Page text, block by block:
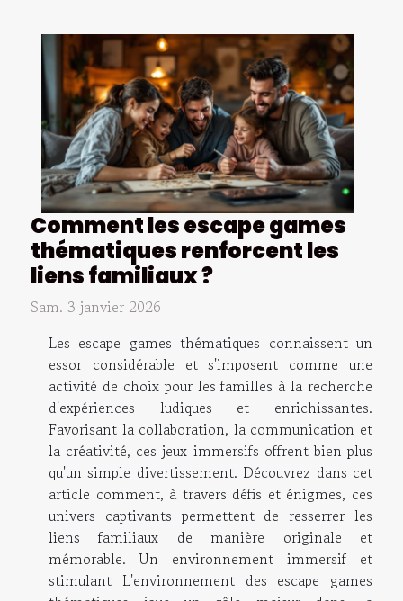
Comment les escape games
thématiques renforcent les
liens familiaux ?
Sam. 3 janvier 2026
Les escape games thématiques connaissent un
essor considérable et s'imposent comme une
activité de choix pour les familles à la recherche
d'expériences ludiques et enrichissantes.
Favorisant la collaboration, la communication et
la créativité, ces jeux immersifs offrent bien plus
qu'un simple divertissement. Découvrez dans cet
article comment, à travers défis et énigmes, ces
univers captivants permettent de resserrer les
liens familiaux de manière originale et
mémorable. Un environnement immersif et
stimulant L'environnement des escape games